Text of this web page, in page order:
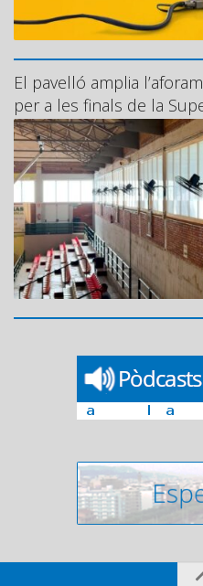
El pavelló amplia
per a les finals de la